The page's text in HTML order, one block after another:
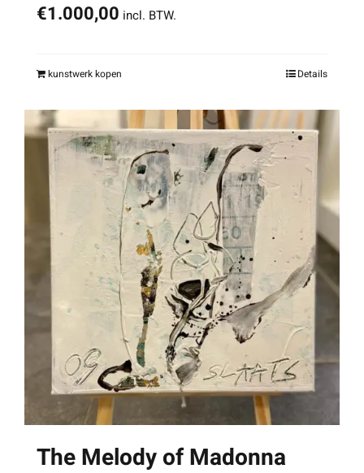
€1.000,00 incl. BTW.
kunstwerk kopen Details
The Melody of Madonna